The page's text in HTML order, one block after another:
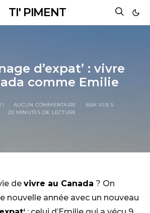
TI' PIMENT
d’expat’ : vivre
comme Emilie
AUCUN COMMENTAIRE
8.6K VUES
20 MINUTES DE LECTURE
de vivre au Canada ? On
nouvelle année avec un nouveau